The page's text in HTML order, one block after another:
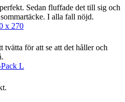
Sedan fluffade det till sig och
I alla fall nöjd.
x 270
tvätta för att se att det håller och
L